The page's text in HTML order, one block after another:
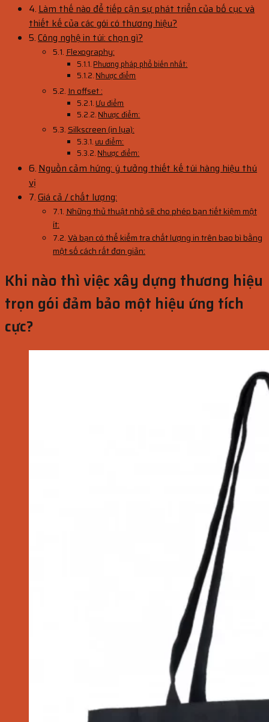
Làm thế nào để tiếp cận sự phát triển của bố cục và
thiết kế của các gói có thương hiệu?
Công nghệ in túi: chọn gì?
Flexography:
Phương pháp phổ biến nhất:
Nhược điểm
In offset :
Ưu điểm
Nhược điểm:
Silkscreen (in lụa):
ưu điểm:
Nhược điểm:
Nguồn cảm hứng: ý tưởng thiết kế túi hàng hiệu thú
vị
Giá cả / chất lượng:
Những thủ thuật nhỏ sẽ cho phép bạn tiết kiệm một
ít:
Và bạn có thể kiểm tra chất lượng in trên bao bì bằng
một số cách rất đơn giản:
Khi nào thì việc xây dựng thương hiệu
trọn gói đảm bảo một hiệu ứng tích
cực?